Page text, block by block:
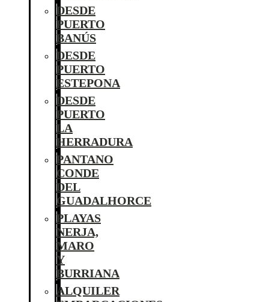
DESDE
PUERTO
BANÚS
DESDE
PUERTO
ESTEPONA
DESDE
PUERTO
LA
HERRADURA
PANTANO
CONDE
DEL
GUADALHORCE
PLAYAS
NERJA,
MARO
Y
BURRIANA
ALQUILER